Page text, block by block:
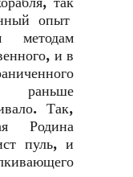
опыт
методам
и в
раньше
Так,
Родина
пуль, и